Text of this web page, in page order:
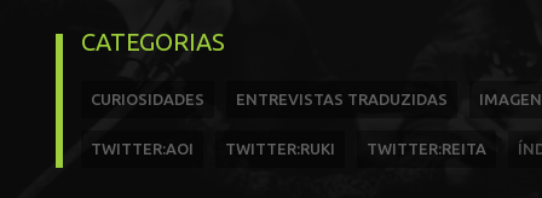
CATEGORIAS
CURIOSIDADES ENTREVISTAS TRADUZIDAS
TWITTER:AOI TWITTER:RUKI TWITTER:REITA